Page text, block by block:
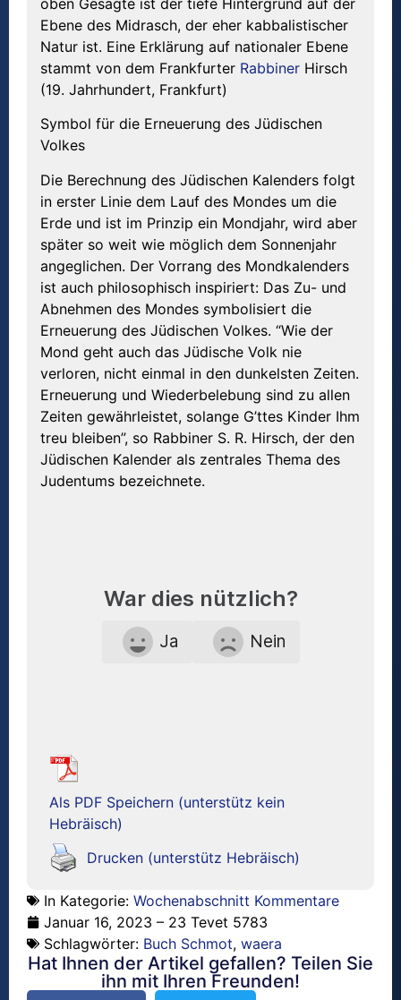
Ebene des Midrasch, der eher kabbalistischer
Natur ist. Eine Erklärung auf nationaler Ebene
stammt von dem Frankfurter Rabbiner Hirsch
(19. Jahrhundert, Frankfurt)
Symbol für die Erneuerung des Jüdischen
Volkes
Die Berechnung des Jüdischen Kalenders folgt
in erster Linie dem Lauf des Mondes um die
Erde und ist im Prinzip ein Mondjahr, wird aber
später so weit wie möglich dem Sonnenjahr
angeglichen. Der Vorrang des Mondkalenders
ist auch philosophisch inspiriert: Das Zu- und
Abnehmen des Mondes symbolisiert die
Erneuerung des Jüdischen Volkes. “Wie der
Mond geht auch das Jüdische Volk nie
verloren, nicht einmal in den dunkelsten Zeiten.
Erneuerung und Wiederbelebung sind zu allen
Zeiten gewährleistet, solange G’ttes Kinder Ihm
treu bleiben”, so Rabbiner S. R. Hirsch, der den
Jüdischen Kalender als zentrales Thema des
Judentums bezeichnete.
War dies nützlich?
Ja Nein
Als PDF Speichern (unterstütz kein
Hebräisch)
Drucken (unterstütz Hebräisch)
In Kategorie: Wochenabschnitt Kommentare
Januar 16, 2023 – 23 Tevet 5783
Schlagwörter: Buch Schmot, waera
Hat Ihnen der Artikel gefallen? Teilen Sie
ihn mit Ihren Freunden!